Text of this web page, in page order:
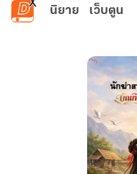
ข้ามไปยังเนื้อหาหลัก
นิยาย เว็บตูน